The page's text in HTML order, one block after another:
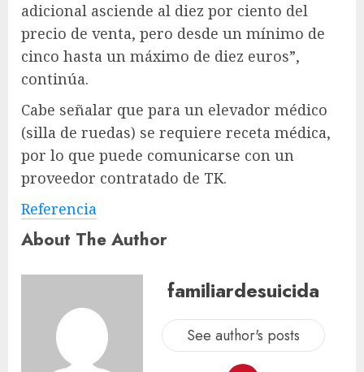
adicional asciende al diez por ciento del
precio de venta, pero desde un mínimo de
cinco hasta un máximo de diez euros”,
continúa.
Cabe señalar que para un elevador médico
(silla de ruedas) se requiere receta médica,
por lo que puede comunicarse con un
proveedor contratado de TK.
Referencia
About The Author
familiardesuicida
See author's posts